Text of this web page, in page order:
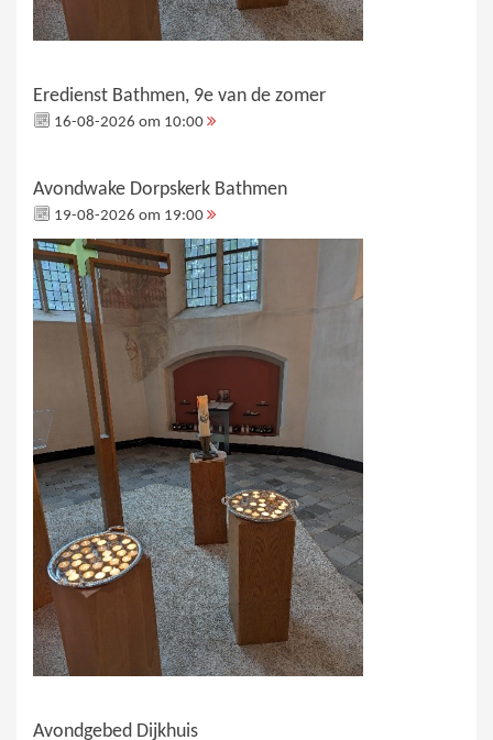
Eredienst Bathmen, 9e van de zomer
16-08-2026 om 10:00
Avondwake Dorpskerk Bathmen
19-08-2026 om 19:00
Avondgebed Dijkhuis